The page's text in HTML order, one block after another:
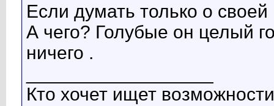
Если думать только о
А чего? Голубые он целый
ничего .
Кто хочет ищет